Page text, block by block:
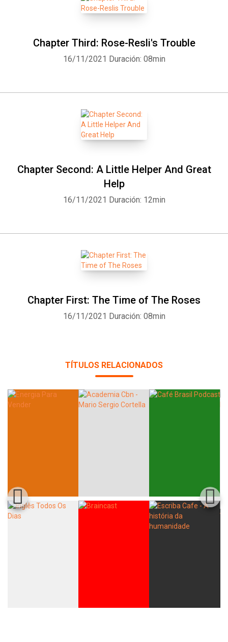
Chapter Third: Rose-Resli's Trouble
16/11/2021 Duración: 08min
Chapter Second: A Little Helper And Great
Help
16/11/2021 Duración: 12min
Chapter First: The Time of The Roses
16/11/2021 Duración: 08min
TÍTULOS RELACIONADOS